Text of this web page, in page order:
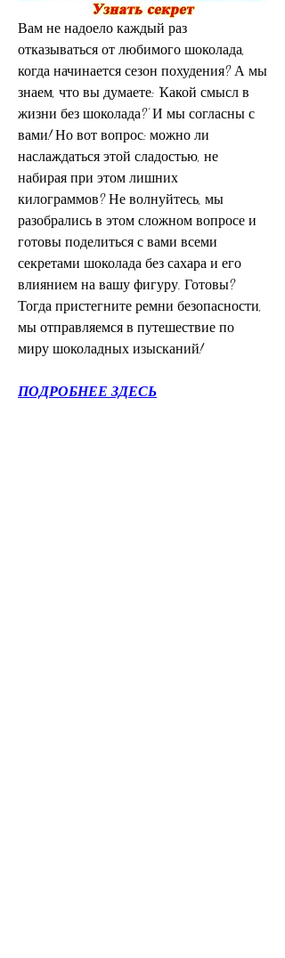
Вам не надоело каждый раз
отказываться от любимого шоколада,
когда начинается сезон похудения? А мы
знаем, что вы думаете: 'Какой смысл в
жизни без шоколада?' И мы согласны с
вами! Но вот вопрос: можно ли
наслаждаться этой сладостью, не
набирая при этом лишних
килограммов? Не волнуйтесь, мы
разобрались в этом сложном вопросе и
готовы поделиться с вами всеми
секретами шоколада без сахара и его
влиянием на вашу фигуру. Готовы?
Тогда пристегните ремни безопасности,
мы отправляемся в путешествие по
миру шоколадных изысканий!
ПОДРОБНЕЕ ЗДЕСЬ